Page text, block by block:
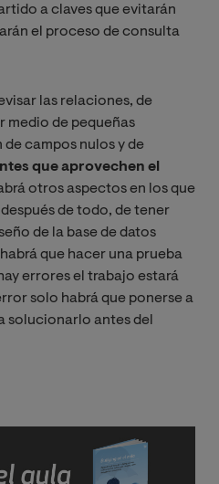
a claves que evitarán
el proceso de consulta
las relaciones, de
medio de pequeñas
campos nulos y de
que aprovechen el
otros aspectos en los que
de todo, de tener
de la base de datos
que hacer una prueba
errores el trabajo estará
solo habrá que ponerse a
solucionarlo antes del